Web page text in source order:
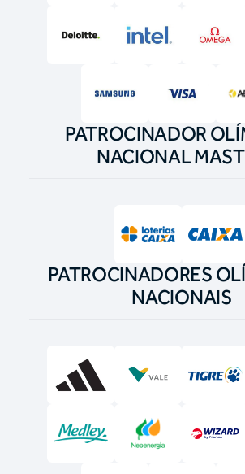
PATROCINADOR
NACIONAL
PATROCINADORES
NACIONAIS